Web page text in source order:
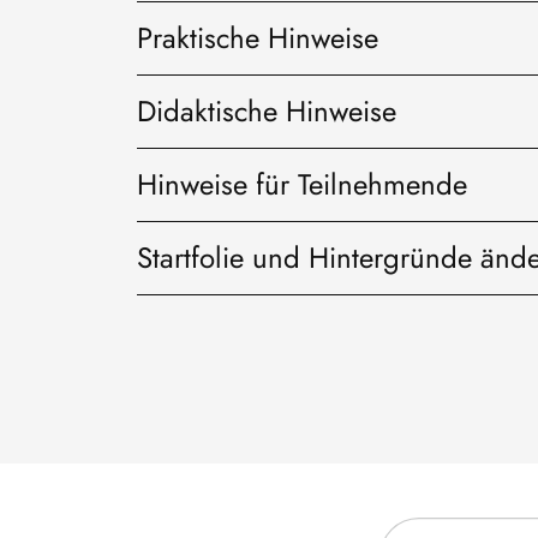
Praktische Hinweise
Didaktische Hinweise
Hinweise für Teilnehmende
Startfolie und Hintergründe